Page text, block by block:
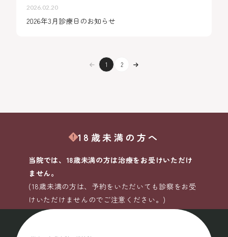
2026.02.20
2026年3月診療日のお知らせ
1 2
18歳未満の方へ
当院では、18歳未満の方は治療をお受けいただけ
ません。
(18歳未満の方は、予約をいただいても診察をお受
けいただけませんのでご注意ください。)